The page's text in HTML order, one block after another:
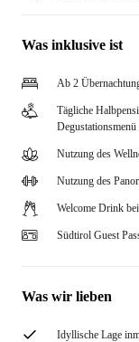
Was inklusive ist
Ab 2
Tägliche
Nutzung des
Nutzung des
Welcome Drink
Südtirol Guest
Was wir lieben
Idyllische Lage